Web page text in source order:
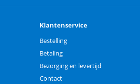
Klantenservice
Bestelling
Betaling
Bezorging en levertijd
Contact